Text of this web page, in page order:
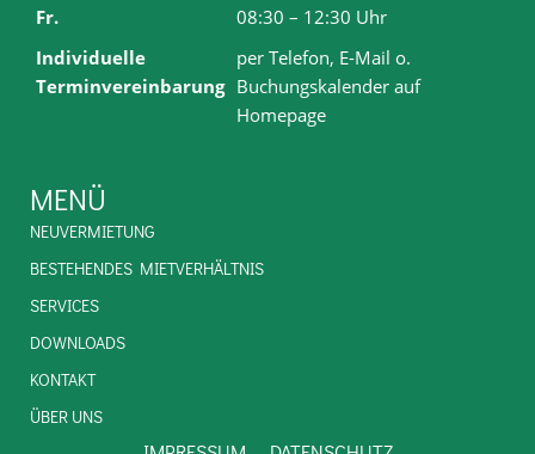
Fr.
08:30 – 12:30 Uhr
Individuelle
Terminvereinbarung
per Telefon, E-Mail o.
Buchungskalender auf
Homepage
MENÜ
NEUVERMIETUNG
BESTEHENDES MIETVERHÄLTNIS
SERVICES
DOWNLOADS
KONTAKT
ÜBER UNS